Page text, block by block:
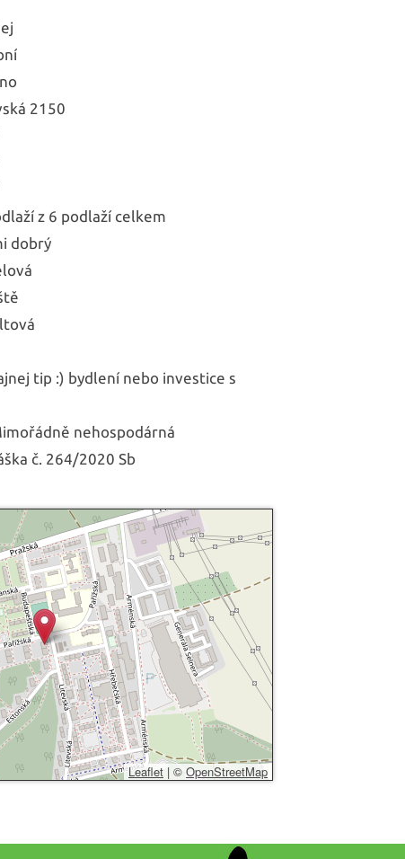
2150
z 6 podlaží celkem
dobrý
tip :) bydlení nebo investice s
nehospodárná
č. 264/2020 Sb
Leaflet | © OpenStreetMap